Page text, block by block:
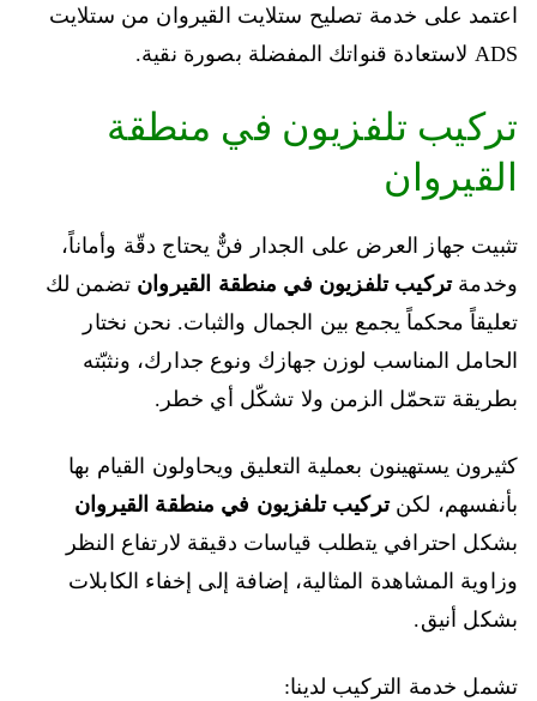
اعتمد على خدمة تصليح ستلايت القيروان من ستلايت
ADS لاستعادة قنواتك المفضلة بصورة نقية.
‏تركيب تلفزيون في منطقة
القيروان
تثبيت جهاز العرض على الجدار فنٌّ يحتاج دقّة وأماناً،
وخدمةتركيب تلفزيون في منطقة القيروان تضمن لك
تعليقاً محكماً يجمع بين الجمال والثبات. نحن نختار
الحامل المناسب لوزن جهازك ونوع جدارك، ونثبّته
بطريقة تتحمّل الزمن ولا تشكّل أي خطر.
كثيرون يستهينون بعملية التعليق ويحاولون القيام بها
بأنفسهم، لكنتركيب تلفزيون في منطقة القيروان
بشكل احترافي يتطلب قياسات دقيقة لارتفاع النظر
وزاوية المشاهدة المثالية، إضافة إلى إخفاء الكابلات
بشكل أنيق.
تشمل خدمة التركيب لدينا: